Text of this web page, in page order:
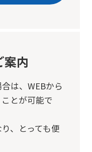
案内
は、 WEBから
とが可能で
、とっても便